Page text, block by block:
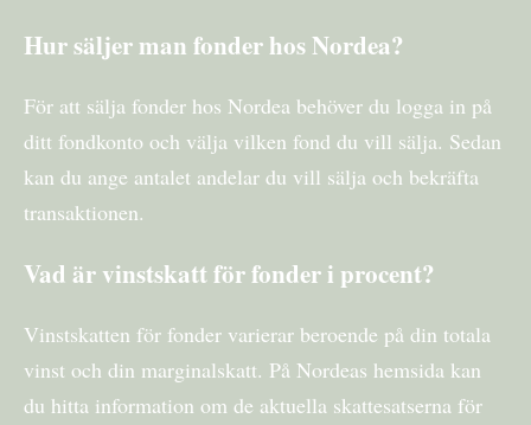
Hur säljer man fonder hos Nordea?
För att sälja fonder hos Nordea behöver du logga in på
ditt fondkonto och välja vilken fond du vill sälja. Sedan
kan du ange antalet andelar du vill sälja och bekräfta
transaktionen.
Vad är vinstskatt för fonder i procent?
Vinstskatten för fonder varierar beroende på din totala
vinst och din marginalskatt. På Nordeas hemsida kan
du hitta information om de aktuella skattesatserna för